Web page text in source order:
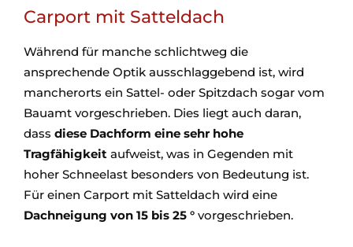
Carport mit Satteldach
Während für manche schlichtweg die
ansprechende Optik ausschlaggebend ist, wird
mancherorts ein Sattel- oder Spitzdach sogar vom
Bauamt vorgeschrieben. Dies liegt auch daran,
dass diese Dachform eine sehr hohe
Tragfähigkeit aufweist, was in Gegenden mit
hoher Schneelast besonders von Bedeutung ist.
Für einen Carport mit Satteldach wird eine
Dachneigung von 15 bis 25 ° vorgeschrieben.